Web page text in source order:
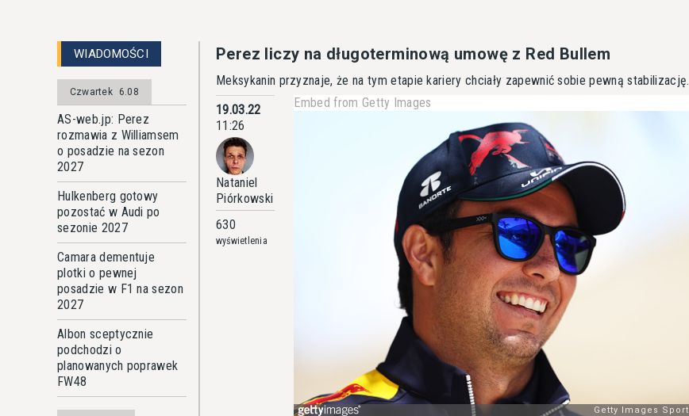
WIADOMOŚCI
Czwartek 6.08
AS-web.jp: Perez
rozmawia z Williamsem
o posadzie na sezon
2027
Hulkenberg gotowy
pozostać w Audi po
sezonie 2027
Camara dementuje
plotki o pewnej
posadzie w F1 na sezon
2027
Albon sceptycznie
podchodzi o
planowanych poprawek
FW48
Perez liczy na długoterminową umowę z Red Bullem
Meksykanin przyznaje, że na tym etapie kariery chciały zapewnić sobie pewną stabilizację.
19.03.22
11:26
Nataniel
Piórkowski
630
wyświetlenia
Embed from Getty Images